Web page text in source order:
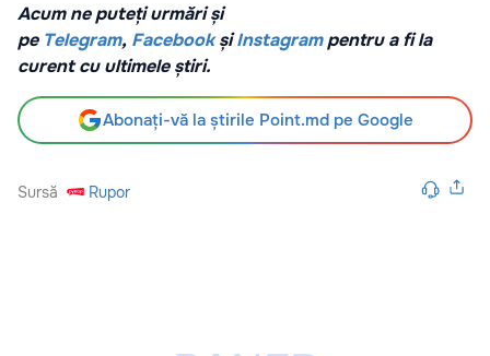
Acum ne puteți urmări și
pe Telegram, Facebook șiInstagrampentru a fi la
curent cu ultimele știri.
Abonați-vă la știrile Point.md pe Google
Sursă Rupor